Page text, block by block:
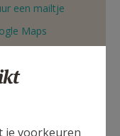
een mailtje
Maps
je voorkeuren